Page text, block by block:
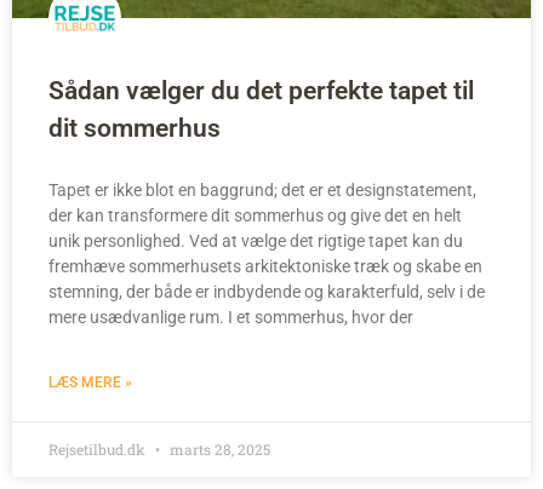
Sådan vælger du det perfekte tapet til
dit sommerhus
Tapet er ikke blot en baggrund; det er et designstatement,
der kan transformere dit sommerhus og give det en helt
unik personlighed. Ved at vælge det rigtige tapet kan du
fremhæve sommerhusets arkitektoniske træk og skabe en
stemning, der både er indbydende og karakterfuld, selv i de
mere usædvanlige rum. I et sommerhus, hvor der
LÆS MERE »
Rejsetilbud.dk marts 28, 2025